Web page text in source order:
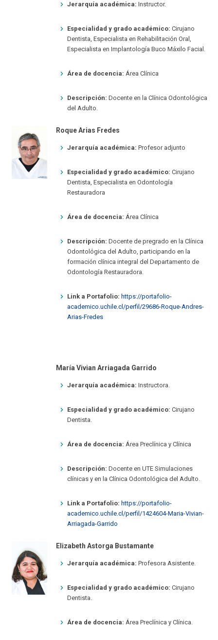
Jerarquía académica: Instructor.
Especialidad y grado académico: Cirujano
Dentista, Especialista en Rehabilitación Oral,
Especialista en Implantología Buco Máxilo Facial.
Área de docencia: Área Clínica
Descripción: Docente en la Clínica Odontológica
del Adulto.
Roque Arias Fredes
Jerarquía académica: Profesor adjunto
Especialidad y grado académico: Cirujano
Dentista, Especialista en Odontología
Restauradora
Área de docencia: Área Clínica
Descripción: Docente de pregrado en la Clínica
Odontológica del Adulto, participando en la
formación clínica integral del Departamento de
Odontología Restauradora.
Link a Portafolio: https://portafolio-
academico.uchile.cl/perfil/29686-Roque-Andres-
Arias-Fredes
María Vivian Arriagada Garrido
Jerarquía académica: Instructora.
Especialidad y grado académico: Cirujano
Dentista.
Área de docencia: Área Preclínica y Clínica
Descripción: Docente en UTE Simulaciones
clínicas y en la Clínica Odontológica del Adulto.
Link a Portafolio: https://portafolio-
academico.uchile.cl/perfil/1424604-Maria-Vivian-
Arriagada-Garrido
Elizabeth Astorga Bustamante
Jerarquía académica: Profesora Asistente.
Especialidad y grado académico: Cirujano
Dentista.
Área de docencia: Área Preclínica y Clínica.